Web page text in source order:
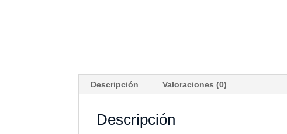
Descripción Valoraciones (0)
Descripción